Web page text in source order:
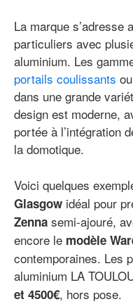
La marque s’adresse
particuliers avec
aluminium. Les
portails coulissants
dans une grande
design est moderne,
portée à l’intégration
la domotique.
Voici quelques
Glasgow idéal pour
Zenna semi-ajouré,
encore le modèle
contemporaines. Les
aluminium LA
et 4500€, hors pose.